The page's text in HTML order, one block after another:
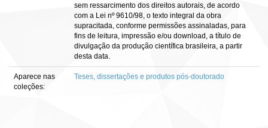
sem ressarcimento dos direitos autorais, de acordo
com a Lei nº 9610/98, o texto integral da obra
supracitada, conforme permissões assinaladas, para
fins de leitura, impressão e/ou download, a título de
divulgação da produção científica brasileira, a partir
desta data.
Aparece nas
coleções:
Teses, dissertações e produtos pós-doutorado